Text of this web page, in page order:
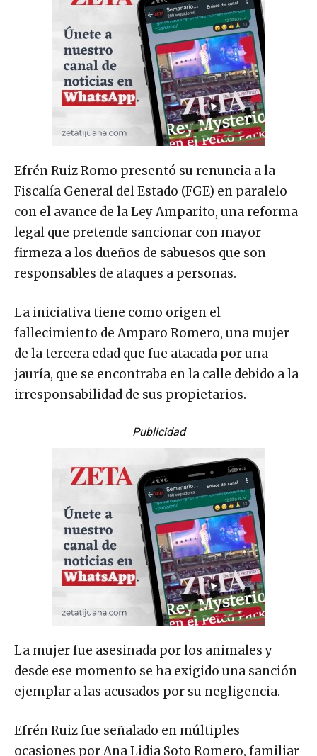
Efrén Ruiz Romo presentó su renuncia a la
Fiscalía General del Estado (FGE) en paralelo
con el avance de la Ley Amparito, una reforma
legal que pretende sancionar con mayor
firmeza a los dueños de sabuesos que son
responsables de ataques a personas.
La iniciativa tiene como origen el
fallecimiento de Amparo Romero, una mujer
de la tercera edad que fue atacada por una
jauría, que se encontraba en la calle debido a la
irresponsabilidad de sus propietarios.
Publicidad
La mujer fue asesinada por los animales y
desde ese momento se ha exigido una sanción
ejemplar a las acusados por su negligencia.
Efrén Ruiz fue señalado en múltiples
ocasiones por Ana Lidia Soto Romero, familiar